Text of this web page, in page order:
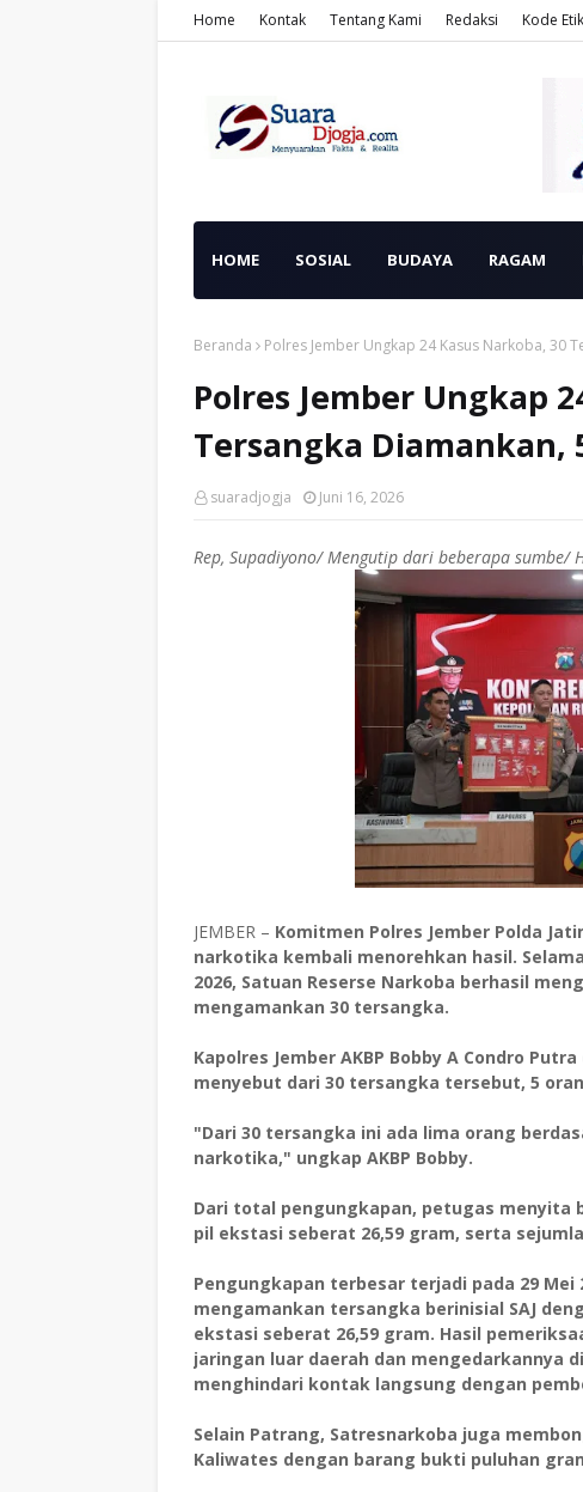
Home Kontak Tentang Kami Redaksi Kode Etik
HOME SOSIAL BUDAYA RAGAM
Beranda Polres Jember Ungkap 24 Kasus Narkoba, 30
Polres Jember Ungkap
Tersangka Diamankan,
suaradjogja Juni 16, 2026
Rep, Supadiyono/ Mengutip dari beberapa sumbe/
JEMBER – Komitmen Polres Jember Polda
narkotika kembali menorehkan hasil.
2026, Satuan Reserse Narkoba berhasil
mengamankan 30 tersangka.
Kapolres Jember AKBP Bobby A Condro
menyebut dari 30 tersangka tersebut, 5
"Dari 30 tersangka ini ada lima orang
narkotika," ungkap AKBP Bobby.
Dari total pengungkapan, petugas menyita
pil ekstasi seberat 26,59 gram, serta
Pengungkapan terbesar terjadi pada 29 Mei
mengamankan tersangka berinisial SAJ
ekstasi seberat 26,59 gram. Hasil
jaringan luar daerah dan mengedarkannya
menghindari kontak langsung dengan
Selain Patrang, Satresnarkoba juga
Kaliwates dengan barang bukti puluhan